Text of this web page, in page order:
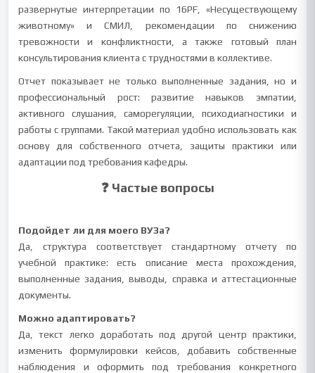
развернутые интерпретации по 16PF, «Несуществующему
животному» и СМИЛ, рекомендации по снижению
тревожности и конфликтности, а также готовый план
консультирования клиента с трудностями в коллективе.
Отчет показывает не только выполненные задания, но и
профессиональный рост: развитие навыков эмпатии,
активного слушания, саморегуляции, психодиагностики и
работы с группами. Такой материал удобно использовать как
основу для собственного отчета, защиты практики или
адаптации под требования кафедры.
❓ Частые вопросы
Подойдет ли для моего ВУЗа?
Да, структура соответствует стандартному отчету по
учебной практике: есть описание места прохождения,
выполненные задания, выводы, справка и аттестационные
документы.
Можно адаптировать?
Да, текст легко доработать под другой центр практики,
изменить формулировки кейсов, добавить собственные
наблюдения и оформить под требования конкретного